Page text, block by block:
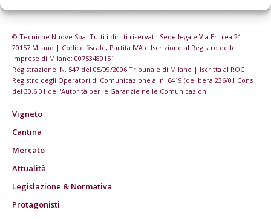
© Tecniche Nuove Spa. Tutti i diritti riservati. Sede legale Via Eritrea 21 -
20157 Milano | Codice fiscale, Partita IVA e Iscrizione al Registro delle
imprese di Milano: 00753480151
Registrazione: N. 547 del 05/09/2006 Tribunale di Milano | Iscritta al ROC
Registro degli Operatori di Comunicazione al n. 6419 (delibera 236/01 Cons
del 30.6.01 dell'Autorità per le Garanzie nelle Comunicazioni
Vigneto
Cantina
Mercato
Attualità
Legislazione & Normativa
Protagonisti